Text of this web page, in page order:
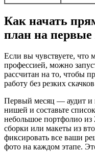
Как начать
план на
Если вы чувствуете, что
профессией, можно
рассчитан на то, чтобы
работу без резких
Первый месяц — аудит и
нишей и составьте
небольшое портфолио из
сборки или макеты из
фиксировать все ваши
фото на каждом этапе.